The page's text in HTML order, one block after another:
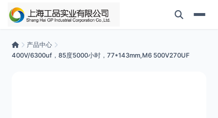
产品中心
400V/6300uf，85度5000小时，77*143mm,M6 500V270UF